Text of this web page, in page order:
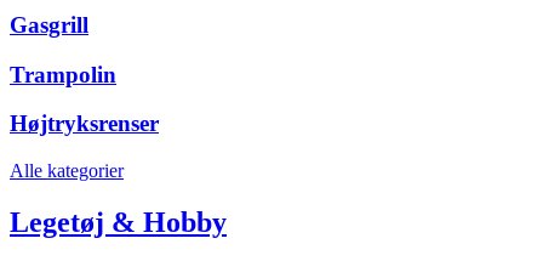
Gasgrill
Trampolin
Højtryksrenser
Alle kategorier
Legetøj & Hobby